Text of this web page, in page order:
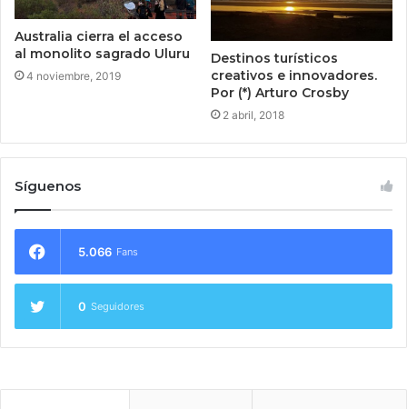
Australia cierra el acceso
al monolito sagrado Uluru
4 noviembre, 2019
Destinos turísticos
creativos e innovadores.
Por (*) Arturo Crosby
2 abril, 2018
Síguenos
5.066 Fans
0 Seguidores